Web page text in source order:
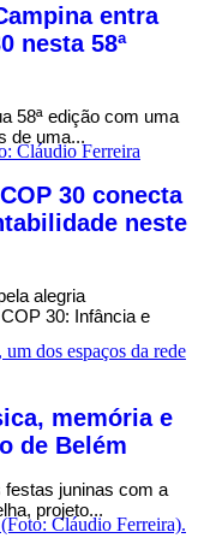
entra
nesta 58ª
58ª edição com uma
de uma...
30 conecta
neste
alegria
30: Infância e
memória e
de Belém
festas juninas com a
projeto...